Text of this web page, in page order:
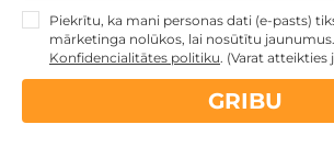
Nekādasapkalpošanas un
Piekrītu, ka mani personas dati (e-pasts)
mārketinga nolūkos, lai nosūtītu
Konfidencialitātes politiku. (Varat atteikties
GRIBU